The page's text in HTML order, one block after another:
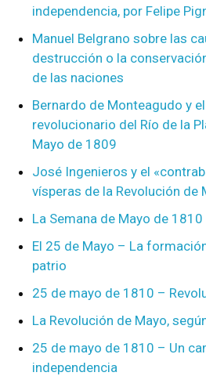
independencia, por Felipe
Manuel Belgrano sobre las
destrucción o la
de las naciones
Bernardo de Monteagudo y
revolucionario del Río de la
Mayo de 1809
José Ingenieros y el
vísperas de la Revolución de
La Semana de Mayo de 1810
El 25 de Mayo – La
patrio
25 de mayo de 1810 –
La Revolución de Mayo,
25 de mayo de 1810 – Un
independencia